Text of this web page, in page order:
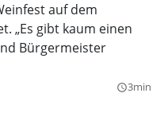
auf dem
„Es gibt kaum einen
Bürgermeister
query_builder3min